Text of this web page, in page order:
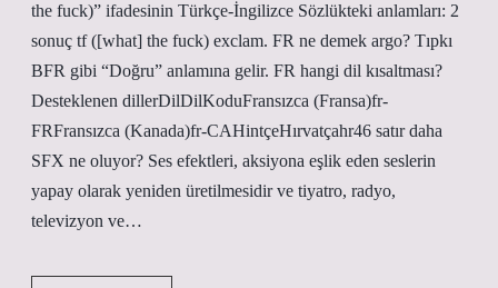
the fuck)” ifadesinin Türkçe-İngilizce Sözlükteki anlamları: 2
sonuç tf ([what] the fuck) exclam. FR ne demek argo? Tıpkı
BFR gibi “Doğru” anlamına gelir. FR hangi dil kısaltması?
Desteklenen dillerDilDilKoduFransızca (Fransa)fr-
FRFransızca (Kanada)fr-CAHintçeHırvatçahr46 satır daha
SFX ne oluyor? Ses efektleri, aksiyona eşlik eden seslerin
yapay olarak yeniden üretilmesidir ve tiyatro, radyo,
televizyon ve…